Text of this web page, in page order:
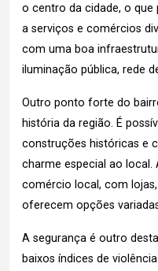
o centro da cidade, o
a serviços e comércios
com uma boa
iluminação pública, rede
Outro ponto forte do
história da região. É
construções históricas e
charme especial ao
comércio local, com
oferecem opções
A segurança é outro
baixos índices de